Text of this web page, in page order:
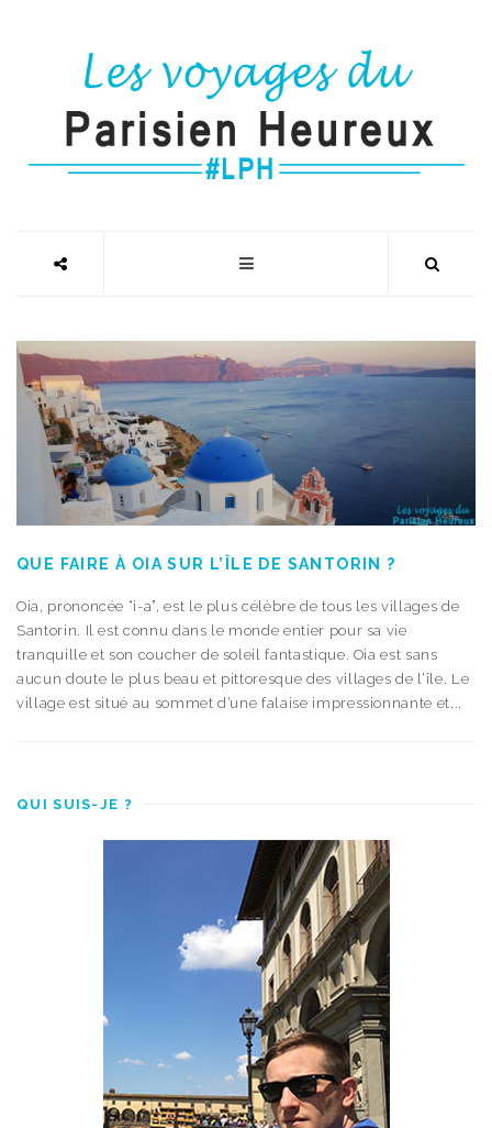
QUE FAIRE À OIA SUR L’ÎLE DE SANTORIN ?
Oia, prononcée “i-a”, est le plus célèbre de tous les villages de
Santorin. Il est connu dans le monde entier pour sa vie
tranquille et son coucher de soleil fantastique. Oia est sans
aucun doute le plus beau et pittoresque des villages de l’île. Le
village est situé au sommet d’une falaise impressionnante et...
QUI SUIS-JE ?